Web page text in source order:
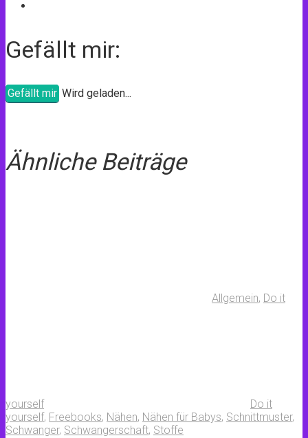
Gefällt mir:
Gefällt mir Wird geladen...
Ähnliche Beiträge
Allgemein, Do it
yourself
Do it
yourself, Freebooks, Nähen, Nähen für Babys, Schnittmuster,
Schwanger, Schwangerschaft, Stoffe